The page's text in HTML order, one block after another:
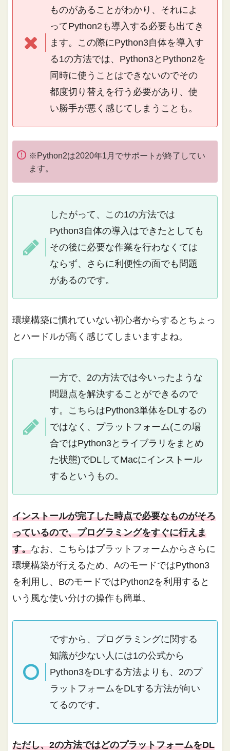
ものがあることがわかり、それによ
ってPython2も導入する必要も出てき
ます。この際にPython3自体を導入す
る1の方法では、Python3とPython2を
同時に使うことはできないのでその
都度切り替えを行う必要があり、使
い勝手が悪く感じてしまうことも。
※Python2は2020年1月でサポートが終了してい
ます。
したがって、この1の方法では
Python3自体の導入はできたとしても
その後に必要な作業を行わなくては
ならず、さらに利便性の面でも問題
があるのです。
環境構築に慣れていない初心者からするとちょっ
とハードルが高く感じてしまいますよね。
一方で、2の方法では今いったような
問題点を解決することができるので
す。こちらはPython3単体をDLするの
ではなく、プラットフォーム(この場
合ではPython3とライブラリをまとめ
た状態)でDLしてMacにインストール
するというもの。
インストールが完了した時点で必要なものがそろ
っているので、プログラミングをすぐに行えま
す。なお、こちらはプラットフォームからさらに
環境構築が行えるため、AのモードではPython3
を利用し、BのモードではPython2を利用すると
いう風な使い分けの操作も簡単。
ですから、プログラミングに関する
知識が少ない人には1の公式から
Python3をDLする方法よりも、2のプ
ラットフォームをDLする方法が向い
てるのです。
ただし、2の方法ではどのプラットフォームをDL